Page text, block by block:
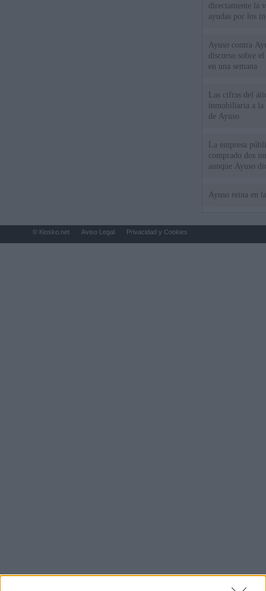
directamente la
ayudas por los
Ayuso contra
discurso sobre
en una semana
Las cifras del
inmobiliaria a la
de Ayuso
La empresa
comprado dos
aunque Ayuso
Ayuso reina en
© Kiosko.net Aviso Legal Privacidad y Cookies